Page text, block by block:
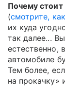
Почему стоит
(смотрите,
их куда
так далее...
естественно,
автомобиле
Тем более,
на прокачку»